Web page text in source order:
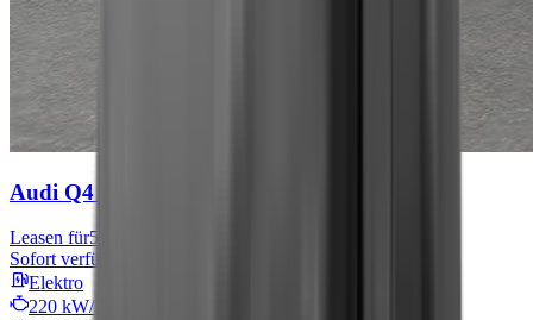
Audi Q4 e-tron
Leasen für576 € mtl.
Sofort verfügbar
Elektro
220 kW/299 PS